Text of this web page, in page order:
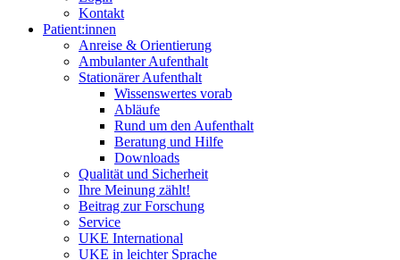
Kontakt
Patient:innen
Anreise & Orientierung
Ambulanter Aufenthalt
Stationärer Aufenthalt
Wissenswertes vorab
Abläufe
Rund um den Aufenthalt
Beratung und Hilfe
Downloads
Qualität und Sicherheit
Ihre Meinung zählt!
Beitrag zur Forschung
Service
UKE International
UKE in leichter Sprache